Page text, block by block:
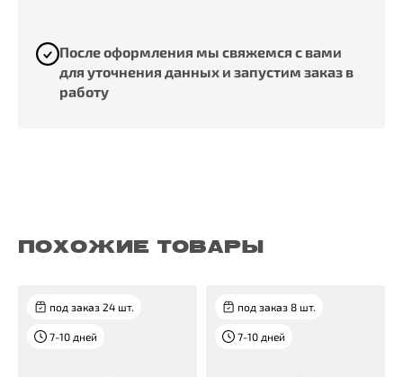
После оформления мы свяжемся с вами
для уточнения данных и запустим заказ в
работу
ПОХОЖИЕ ТОВАРЫ
под заказ 24 шт.
7-10 дней
под заказ 8 шт.
7-10 дней